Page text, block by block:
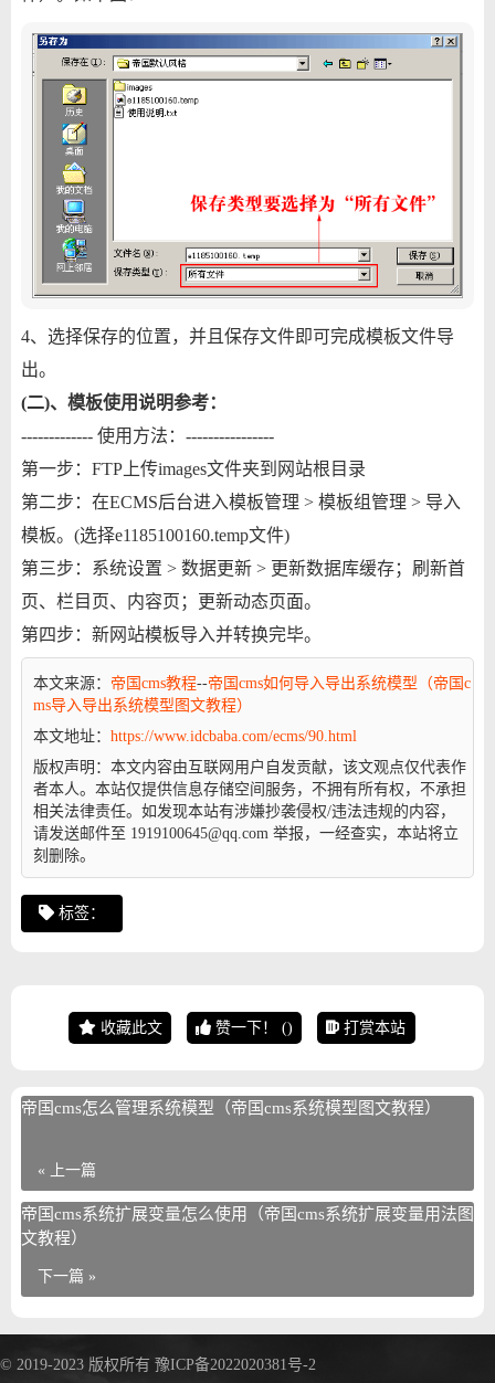
4、选择保存的位置，并且保存文件即可完成模板文件导
出。
(二)、模板使用说明参考：
------------- 使用方法：----------------
第一步：FTP上传images文件夹到网站根目录
第二步：在ECMS后台进入模板管理 > 模板组管理 > 导入
模板。(选择e1185100160.temp文件)
第三步：系统设置 > 数据更新 > 更新数据库缓存；刷新首
页、栏目页、内容页；更新动态页面。
第四步：新网站模板导入并转换完毕。
本文来源： 帝国cms教程--帝国cms如何导入导出系统模型（帝国c
ms导入导出系统模型图文教程）
本文地址： https://www.idcbaba.com/ecms/90.html
版权声明： 本文内容由互联网用户自发贡献，该文观点仅代表作
者本人。本站仅提供信息存储空间服务，不拥有所有权，不承担
相关法律责任。如发现本站有涉嫌抄袭侵权/违法违规的内容，
请发送邮件至 1919100645@qq.com 举报，一经查实，本站将立
刻删除。
标签：
收藏此文 赞一下！ () 打赏本站
帝国cms怎么管理系统模型（帝国cms系统模型图文教程）
« 上一篇
帝国cms系统扩展变量怎么使用（帝国cms系统扩展变量用法图
文教程）
下一篇 »
© 2019-2023 版权所有 豫ICP备2022020381号-2